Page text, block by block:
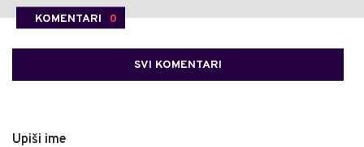
KOMENTARI 0
SVI KOMENTARI
Upiši ime